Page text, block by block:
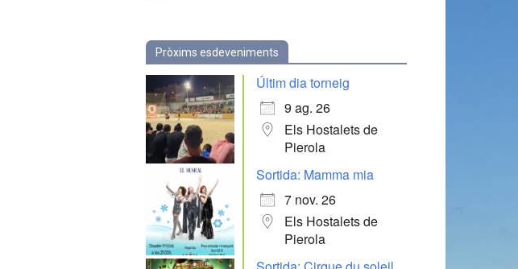
Pròxims esdeveniments
Últim dia torneig
9 ag. 26
Els Hostalets de
Pierola
Sortida: Mamma mia
7 nov. 26
Els Hostalets de
Pierola